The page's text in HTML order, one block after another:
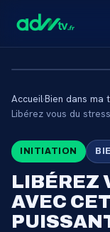
abonnez-
Accueil›Bien dans ma
INITIATION
LIBÉREZ
AVEC